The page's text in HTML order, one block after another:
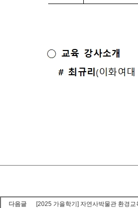
다음글
[2025 가을학기] 자연사박물관 환경